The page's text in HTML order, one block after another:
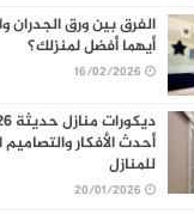
الفرق بين ورق الجدران
أيهما أفضل لمنزلك؟
16/02/2026
أحدث الأفكار والتصاميم
للمنازل
20/01/2026